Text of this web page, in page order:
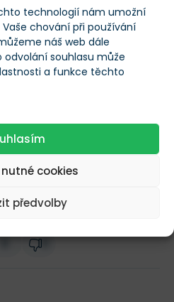
technologií nám umožní
chování při používání
náš web dále
odvolání souhlasu může
a funkce těchto
cookies
předvolby
Zde jsou 4
si zaslouží vaši
novinky
HUF